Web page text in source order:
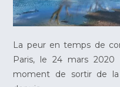
La peur en temps de
Paris, le 24 mars
moment de sortir de